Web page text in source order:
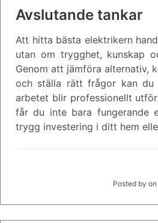
Avslutande tankar
Att hitta bästa elektrikern
utan om trygghet, kunskap
Genom att jämföra alternativ,
och ställa rätt frågor kan
arbetet blir professionellt
får du inte bara fungerande
trygg investering i ditt hem
Posted by on